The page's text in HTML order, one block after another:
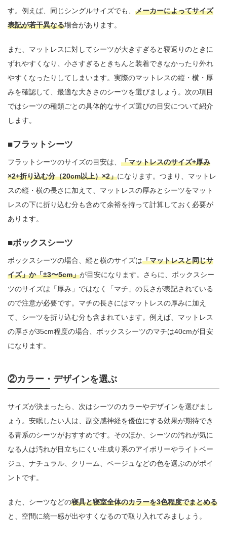
す。例えば、同じシングルサイズでも、 メーカーによってサイズ
表記が若干異なる場合があります。
また、マットレスに対してシーツが大きすぎると寝返りのときに
ずれやすくなり、小さすぎるときちんと装着できなかったり外れ
やすくなったりしてしまいます。実際のマットレスの縦・横・厚
みを確認して、最適な大きさのシーツを選びましょう。次の項目
ではシーツの種類ごとの具体的なサイズ選びの目安について紹介
します。
フラットシーツ
フラットシーツのサイズの目安は、 「マットレスのサイズ+厚み
×2+折り込む分（20cm以上）×2」になります。つまり、マットレ
スの縦・横の長さに加えて、マットレスの厚みとシーツをマット
レスの下に折り込む分も含めて余裕を持って計算しておく必要が
あります。
ボックスシーツ
ボックスシーツの場合、縦と横のサイズは「マットレスと同じサ
イズ」か「±3〜5cm」が目安になります。さらに、ボックスシー
ツのサイズは「厚み」ではなく「マチ」の長さが表記されている
ので注意が必要です。マチの長さにはマットレスの厚みに加え
て、シーツを折り込む分も含まれています。例えば、マットレス
の厚さが35cm程度の場合、ボックスシーツのマチは40cmが目安
になります。
②カラー・デザインを選ぶ
サイズが決まったら、次はシーツのカラーやデザインを選びまし
ょう。安眠したい人は、副交感神経を優位にする効果が期待でき
る青系のシーツがおすすめです。そのほか、シーツの汚れが気に
なる人は汚れが目立ちにくい生成り系のアイボリーやライトベー
ジュ、ナチュラル、クリーム、ベージュなどの色を選ぶのがポイ
ントです。
また、シーツなどの寝具と寝室全体のカラーを3色程度でまとめる
と、空間に統一感が出やすくなるので取り入れてみましょう。